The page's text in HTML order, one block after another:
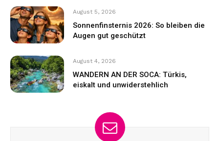
August 5, 2026
Sonnenfinsternis 2026: So bleiben die
Augen gut geschützt
August 4, 2026
WANDERN AN DER SOCA: Türkis,
eiskalt und unwiderstehlich